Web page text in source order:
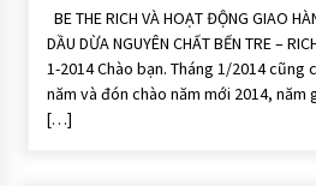
c
h
C
o
C
o
BE THE RICH VÀ HOẠT ĐỘNG GIAO
DẦU DỪA NGUYÊN CHẤT BẾN TRE –
1-2014 Chào bạn. Tháng 1/2014
năm và đón chào năm mới 2014, năm
[…]